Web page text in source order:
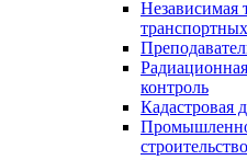
Независимая
контроль
Кадастровая